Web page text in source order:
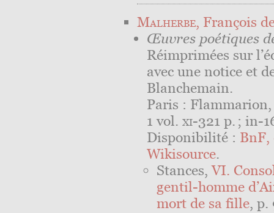
Malherbe, François
Œuvres poétiques
Réimprimées sur
avec une notice et
Blanchemain.
Paris :
1 vol. xi-321 p. ; in-
Disponibilité : BnF,
Wikisource.
Stances,VI.
gentil-homme
mort de sa fille, p.